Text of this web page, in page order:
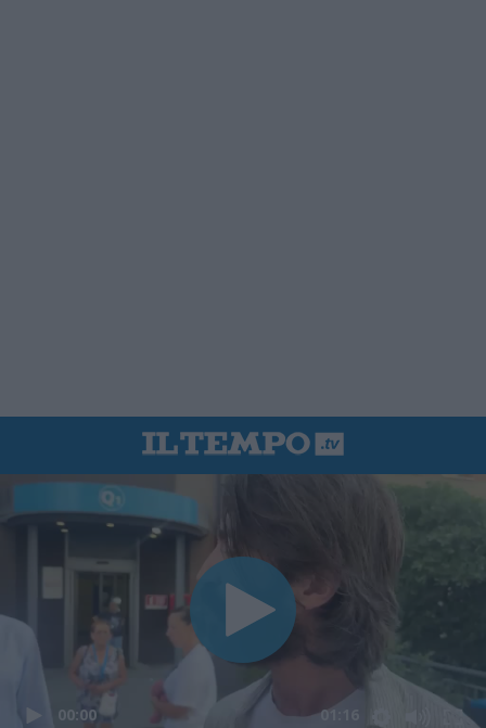
00:00 01:16